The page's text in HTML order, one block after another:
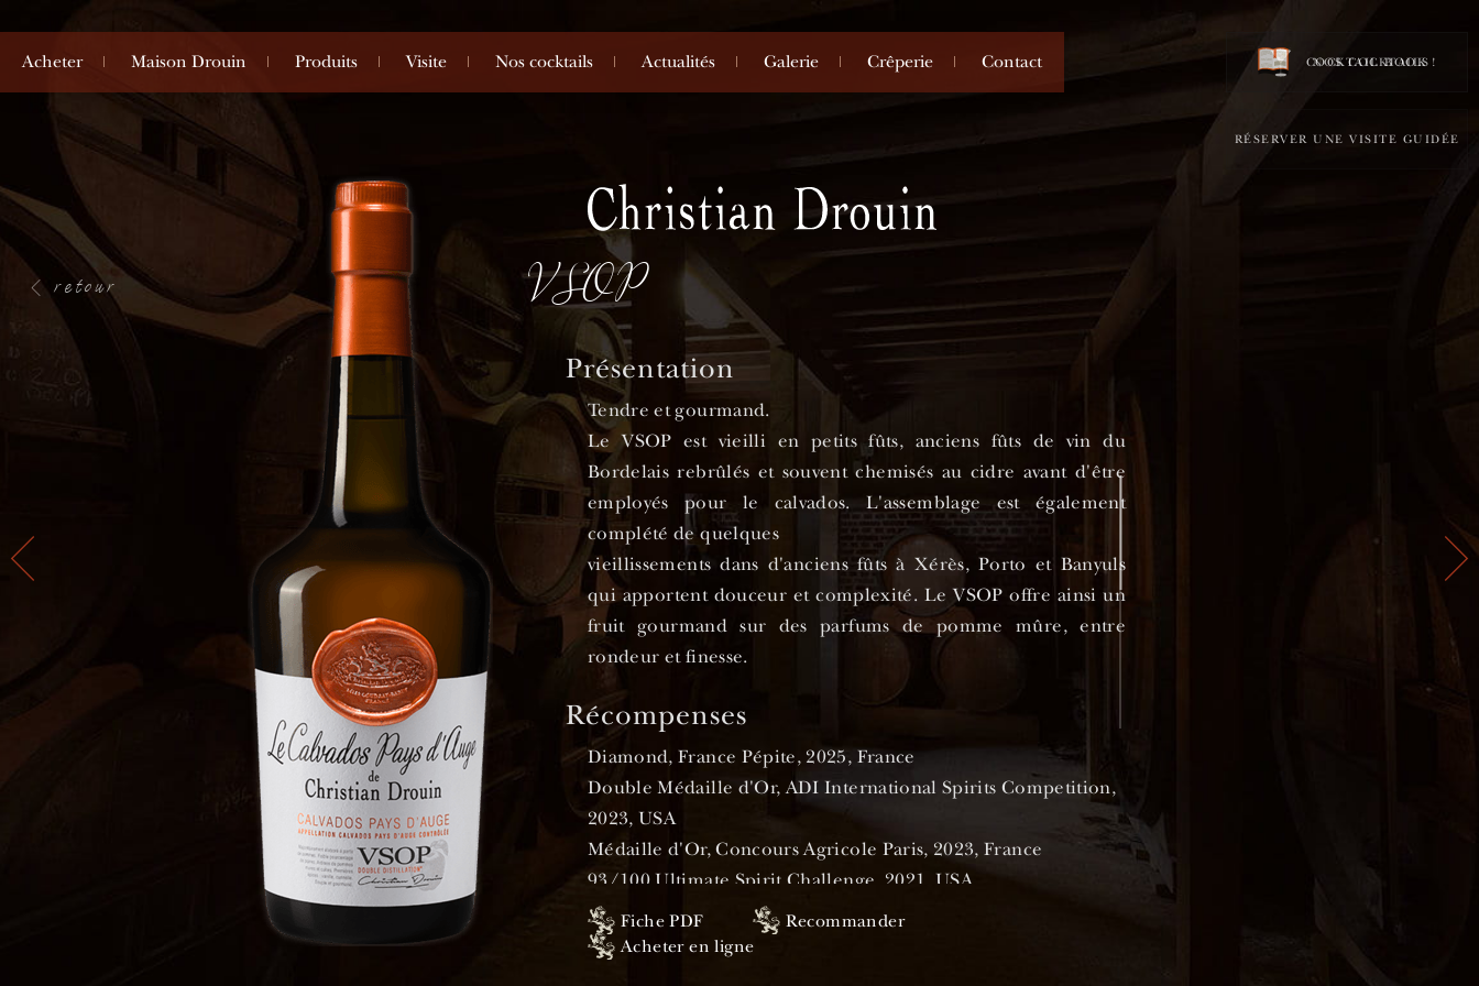
Acheter Maison Drouin Produits Visite Nos cocktails Actualités Galerie Crêperie Contact COCKTAIL BOOK !
RÉSERVER UNE VISITE GUIDÉE
NOS COCKTAILS
retour VSOP
Présentation
Tendre et gourmand.
Le VSOP est vieilli en petits fûts, anciens fûts de vin du
Bordelais rebrûlés et souvent chemisés au cidre avant d'être
employés pour le calvados. L'assemblage est également
complété de quelques
vieillissements dans d'anciens fûts à Xérès, Porto et Banyuls
qui apportent douceur et complexité. Le VSOP offre ainsi un
fruit gourmand sur des parfums de pomme mûre, entre
rondeur et finesse.
Récompenses
Diamond, France Pépite, 2025, France
Double Médaille d'Or, ADI International Spirits Competition,
2023, USA
Médaille d'Or, Concours Agricole Paris, 2023, France
93/100 Ultimate Spirit Challenge, 2021, USA
Médaille de Bronze, IWSC, UK, 2020
Médaille d'Argent, Concours Agricole de Paris, 2019,
Fiche PDF
Recommander
Acheter en ligne